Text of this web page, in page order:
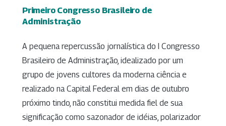
Primeiro Congresso Brasileiro de
Administração
A pequena repercussão jornalística do I Congresso
Brasileiro de Administração, idealizado por um
grupo de jovens cultores da moderna ciência e
realizado na Capital Federal em dias de outubro
próximo tindo, não constitui medida fiel de sua
significação como sazonador de idéias, polarizador